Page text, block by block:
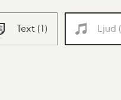
Text (1) Ljud (